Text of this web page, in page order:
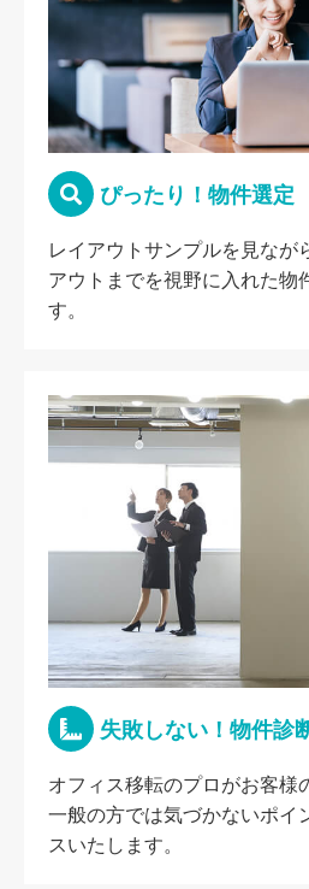
ぴったり！物件選定
レイアウトサンプルを見なが
アウトまでを視野に入れた物
す。
失敗しない！物件診
オフィス移転のプロがお客様
一般の方では気づかないポイ
スいたします。